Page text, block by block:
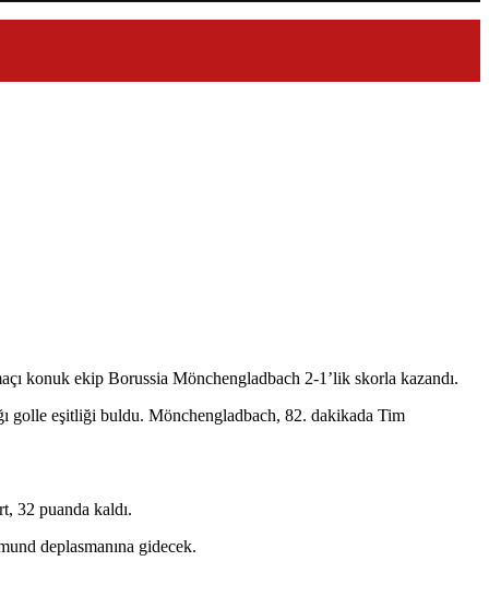
konuk ekip Borussia Mönchengladbach 2-1’lik skorla kazandı.
golle eşitliği buldu. Mönchengladbach, 82. dakikada Tim
32 puanda kaldı.
deplasmanına gidecek.